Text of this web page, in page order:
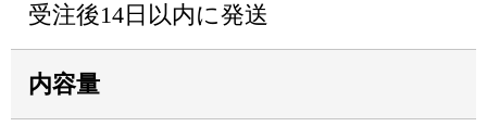
受注後14日以内に発送
内容量